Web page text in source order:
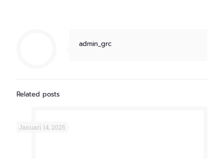
admin_grc
Related posts
Januari 14, 2025